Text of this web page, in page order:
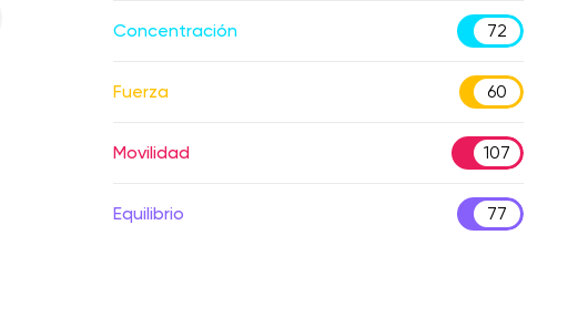
Concentración 72
Fuerza 60
Movilidad 107
Equilibrio 77